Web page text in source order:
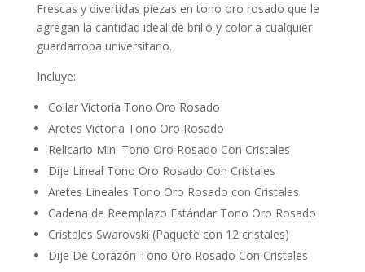
Frescas y divertidas piezas en tono oro rosado que le
agregan la cantidad ideal de brillo y color a cualquier
guardarropa universitario.
Incluye:
Collar Victoria Tono Oro Rosado
Aretes Victoria Tono Oro Rosado
Relicario Mini Tono Oro Rosado Con Cristales
Dije Lineal Tono Oro Rosado Con Cristales
Aretes Lineales Tono Oro Rosado con Cristales
Cadena de Reemplazo Estándar Tono Oro Rosado
Cristales Swarovski (Paquete con 12 cristales)
Dije De Corazón Tono Oro Rosado Con Cristales